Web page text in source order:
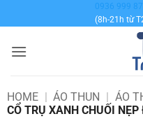
qua
dung
0936 999
(8h-21h từ
HOME | ÁO THUN | ÁO
CỔ TRỤ XANH CHUỐI NẸP